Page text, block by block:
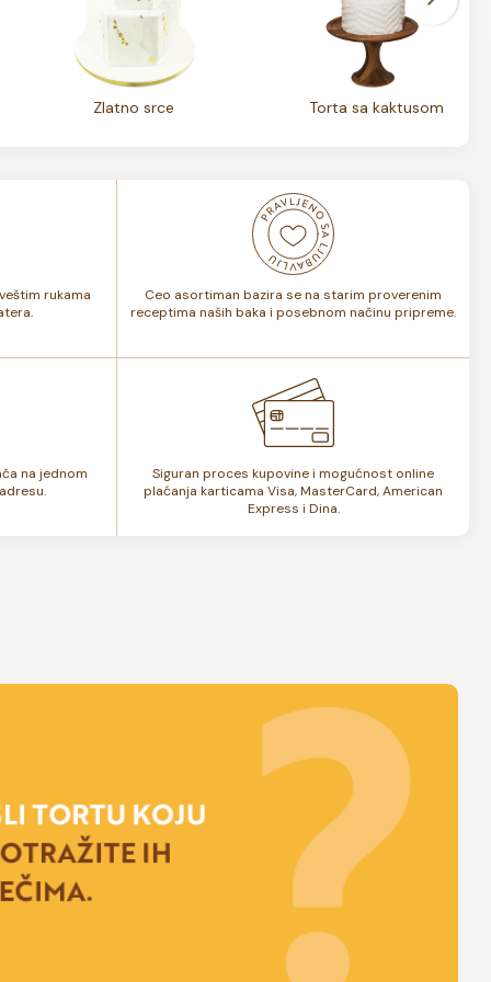
Zlatno srce Torta sa kaktusom
rukama
Ceo asortiman bazira se na starim proverenim
receptima naših baka i posebnom načinu pripreme.
na jednom
Siguran proces kupovine i mogućnost online
plaćanja karticama Visa, MasterCard, American
Express i Dina.